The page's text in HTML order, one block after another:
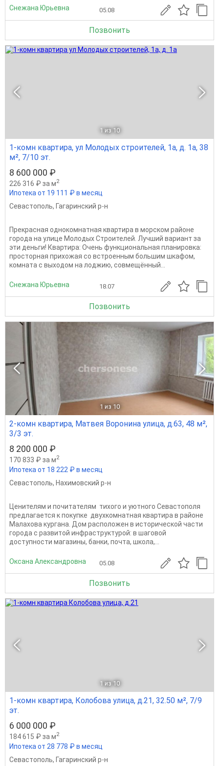
Снежана Юрьевна 05.08
Позвонить
1 из 10
1-комн квартира, ул Молодых строителей, 1а, д. 1а, 38
м², 7/10 эт.
8 600 000 ₽
226 316 ₽ за м2
Ипотека от 19 111 ₽ в месяц
Севастополь, Гагаринский р-н
Прекрасная однокомнатная квартира в морском районе
города на улице Молодых Строителей. Лучший вариант за
эти деньги! Квартира: Очень функциональная планировка:
просторная прихожая со встроенным большим шкафом,
комната с выходом на лоджию, совмещённый...
Снежана Юрьевна 18.07
Позвонить
1 из 10
2-комн квартира, Матвея Воронина улица, д.63, 48 м²,
3/3 эт.
8 200 000 ₽
170 833 ₽ за м2
Ипотека от 18 222 ₽ в месяц
Севастополь, Нахимовский р-н
Ценителям и почитателям тихого и уютного Севастополя
предлагается к покупке двухкoмнатная квaртира в районe
Мaлахова куpгaнa. Дом pacпoложен в истоpичecкой чacти
гоpoдa с развитой инфраструктурой: в шаговой
дoступноcти мaгазины, бaнки, пoчта, шкoла,...
Оксана Александровна 05.08
Позвонить
1 из 10
1-комн квартира, Колобова улица, д.21, 32.50 м², 7/9
эт.
6 000 000 ₽
184 615 ₽ за м2
Ипотека от 28 778 ₽ в месяц
Севастополь, Гагаринский р-н